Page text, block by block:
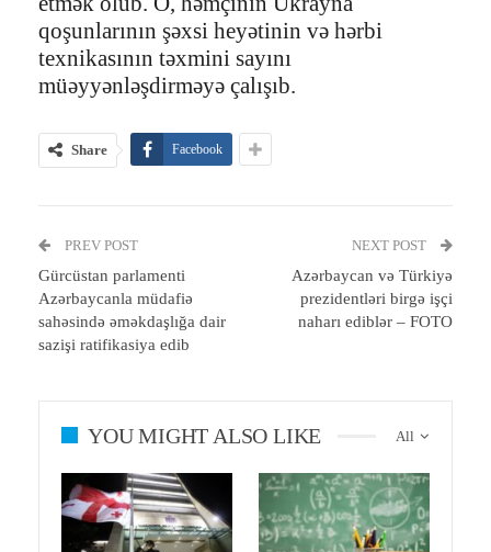
qoşunlarının şəxsi heyətinin və hərbi
texnikasının təxmini sayını
müəyyənləşdirməyə çalışıb.
Share Facebook
PREV POST
Gürcüstan parlamenti
Azərbaycanla müdafiə
sahəsində əməkdaşlığa dair
sazişi ratifikasiya edib
NEXT POST
Azərbaycan və Türkiyə
prezidentləri birgə işçi
naharı ediblər – FOTO
All
YOU MIGHT ALSO LIKE